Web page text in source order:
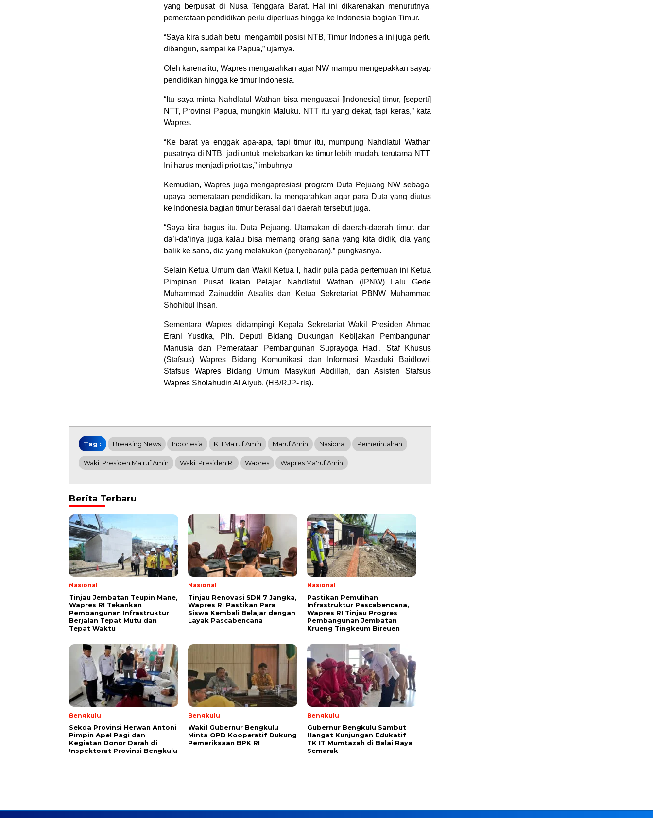
yang berpusat di Nusa Tenggara Barat. Hal ini dikarenakan menurutnya,
pemerataan pendidikan perlu diperluas hingga ke Indonesia bagian Timur.
“Saya kira sudah betul mengambil posisi NTB, Timur Indonesia ini juga perlu
dibangun, sampai ke Papua,” ujarnya.
Oleh karena itu, Wapres mengarahkan agar NW mampu mengepakkan sayap
pendidikan hingga ke timur Indonesia.
“Itu saya minta Nahdlatul Wathan bisa menguasai [Indonesia] timur, [seperti]
NTT, Provinsi Papua, mungkin Maluku. NTT itu yang dekat, tapi keras,” kata
Wapres.
“Ke barat ya enggak apa-apa, tapi timur itu, mumpung Nahdlatul Wathan
pusatnya di NTB, jadi untuk melebarkan ke timur lebih mudah, terutama NTT.
Ini harus menjadi priotitas,” imbuhnya
Kemudian, Wapres juga mengapresiasi program Duta Pejuang NW sebagai
upaya pemerataan pendidikan. Ia mengarahkan agar para Duta yang diutus
ke Indonesia bagian timur berasal dari daerah tersebut juga.
“Saya kira bagus itu, Duta Pejuang. Utamakan di daerah-daerah timur, dan
da’i-da’inya juga kalau bisa memang orang sana yang kita didik, dia yang
balik ke sana, dia yang melakukan (penyebaran),” pungkasnya.
Selain Ketua Umum dan Wakil Ketua I, hadir pula pada pertemuan ini Ketua
Pimpinan Pusat Ikatan Pelajar Nahdlatul Wathan (IPNW) Lalu Gede
Muhammad Zainuddin Atsalits dan Ketua Sekretariat PBNW Muhammad
Shohibul Ihsan.
Sementara Wapres didampingi Kepala Sekretariat Wakil Presiden Ahmad
Erani Yustika, Plh. Deputi Bidang Dukungan Kebijakan Pembangunan
Manusia dan Pemerataan Pembangunan Suprayoga Hadi, Staf Khusus
(Stafsus) Wapres Bidang Komunikasi dan Informasi Masduki Baidlowi,
Stafsus Wapres Bidang Umum Masykuri Abdillah, dan Asisten Stafsus
Wapres Sholahudin Al Aiyub. (HB/RJP- rls).
Tag : Breaking News Indonesia KH Ma'ruf Amin Maruf Amin Nasional Pemerintahan
Wakil Presiden Ma'ruf Amin Wakil Presiden RI Wapres Wapres Ma'ruf Amin
Berita Terbaru
Nasional
Tinjau Jembatan Teupin Mane,
Wapres RI Tekankan
Pembangunan Infrastruktur
Berjalan Tepat Mutu dan
Tepat Waktu
Nasional
Tinjau Renovasi SDN 7 Jangka,
Wapres RI Pastikan Para
Siswa Kembali Belajar dengan
Layak Pascabencana
Nasional
Pastikan Pemulihan
Infrastruktur Pascabencana,
Wapres RI Tinjau Progres
Pembangunan Jembatan
Krueng Tingkeum Bireuen
Bengkulu
Sekda Provinsi Herwan Antoni
Pimpin Apel Pagi dan
Kegiatan Donor Darah di
Inspektorat Provinsi Bengkulu
Bengkulu
Wakil Gubernur Bengkulu
Minta OPD Kooperatif Dukung
Pemeriksaan BPK RI
Bengkulu
Gubernur Bengkulu Sambut
Hangat Kunjungan Edukatif
TK IT Mumtazah di Balai Raya
Semarak